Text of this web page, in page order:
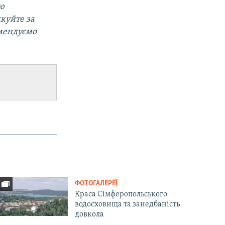
за
ФОТОГАЛЕРЕЇ
Краса Сімферопольського
водосховища та занедбаність
довкола